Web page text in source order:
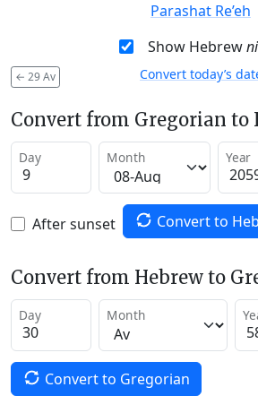
Parashat Re’eh
Show Hebrew
← 29 Av Convert today’s
Convert from Gregorian to
Day Month Year
After sunset Convert to
Convert from Hebrew to
Day Month
Convert to Gregorian